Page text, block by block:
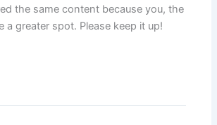
the same content because you, the
a greater spot. Please keep it up!